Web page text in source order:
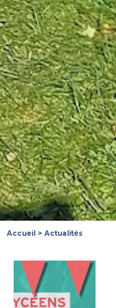
Accueil > Actualités